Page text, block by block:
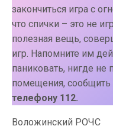
закончиться игра с
что спички – это не
полезная вещь,
игр. Напомните им
паниковать, нигде не
помещения,
телефону 112.
Воложинский РОЧС